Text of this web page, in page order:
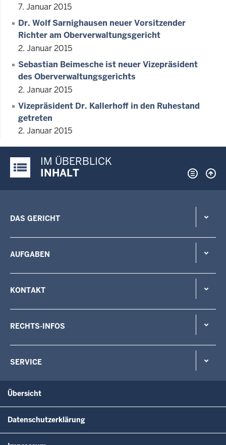
7. Januar 2015
Dr. Wolf Sarnighausen neuer Vorsitzender
Richter am Oberverwaltungsgericht
2. Januar 2015
Sebastian Beimesche ist neuer Vizepräsident
des Oberverwaltungsgerichts
2. Januar 2015
Vizepräsident Dr. Kallerhoff in den Ruhestand
getreten
2. Januar 2015
Justiz-Portal im Überblick:
IM ÜBERBLICK
INHALT
DAS GERICHT
AUFGABEN
KONTAKT
RECHTS-INFOS
SERVICE
Übersicht
Datenschutzerklärung